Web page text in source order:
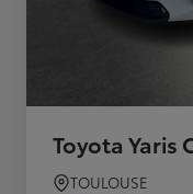
Toyota Yaris
TOULOUSE